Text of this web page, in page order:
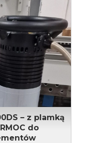
– z plamką
do